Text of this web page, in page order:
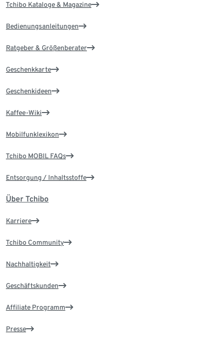
Tchibo Kataloge & Magazine
Bedienungsanleitungen
Ratgeber & Größenberater
Geschenkkarte
Geschenkideen
Kaffee-Wiki
Mobilfunklexikon
Tchibo MOBIL FAQs
Entsorgung / Inhaltsstoffe
Über Tchibo
Karriere
Tchibo Community
Nachhaltigkeit
Geschäftskunden
Affiliate Programm
Presse